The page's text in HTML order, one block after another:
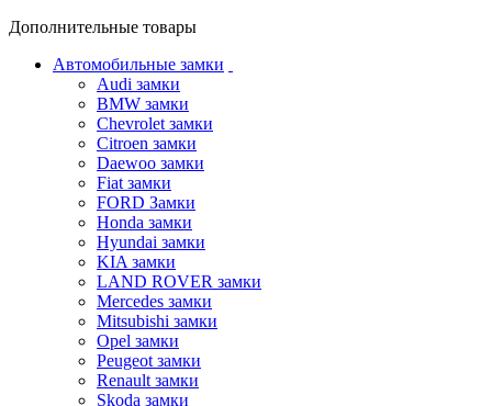
Дополнительные товары
Автомобильные замки
Audi замки
BMW замки
Chevrolet замки
Citroen замки
Daewoo замки
Fiat замки
FORD Замки
Honda замки
Hyundai замки
KIA замки
LAND ROVER замки
Mercedes замки
Mitsubishi замки
Opel замки
Peugeot замки
Renault замки
Skoda замки